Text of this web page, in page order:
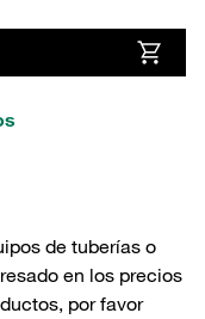
de tuberías o
en los precios
por favor